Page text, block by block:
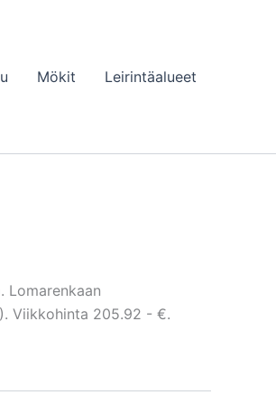
Mökit Leirintäalueet
Lomarenkaan
Viikkohinta 205.92 - €.